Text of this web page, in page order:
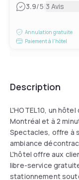
3.9/5|3 Avis
Annulation gratuite
Paiement à l'hôtel
Description
L'HOTEL10, un
Montréal et à 2
Spectacles, offre à
ambiance
L'hôtel offre aux
libre-service
stationnement